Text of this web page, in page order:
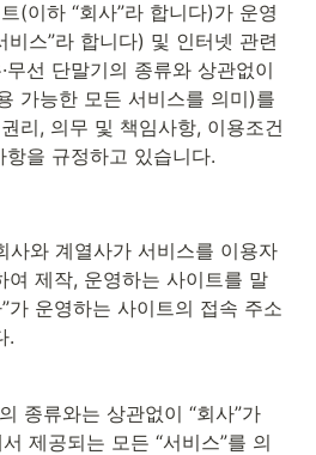
비스”라 합니다) 및 인터넷 관련
무선 단말기의 종류와 상관없이
가능한 모든 서비스를 의미)를
리, 의무 및 책임사항, 이용조건
을 규정하고 있습니다.
사와 계열사가 서비스를 이용자
여 제작, 운영하는 사이트를 말
가 운영하는 사이트의 접속 주소
.
종류와는 상관없이 “회사”가
제공되는 모든 “서비스”를 의